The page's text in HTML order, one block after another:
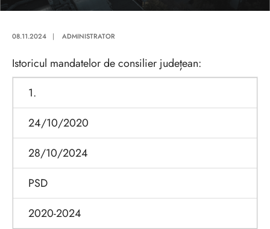
08.11.2024 | ADMINISTRATOR
Istoricul mandatelor de consilier județean:
1.
24/10/2020
28/10/2024
PSD
2020-2024